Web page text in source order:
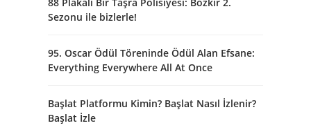
Sezonu ile bizlerle!
95. Oscar Ödül Töreninde Ödül Alan Efsane:
Everything Everywhere All At Once
Başlat Platformu Kimin? Başlat Nasıl İzlenir?
Başlat İzle